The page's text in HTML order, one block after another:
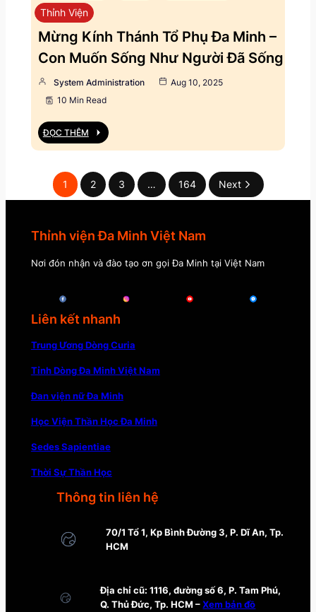
Thỉnh Viện
Mừng Kính Thánh Tổ Phụ Đa Minh –
Con Muốn Sống Như Người Đã Sống
System Administration
Aug 10, 2025
10 Min Read
ĐỌC THÊM
1 2 3 … 164 Next
Thỉnh viện Đa Minh Việt Nam
Nơi đón nhận và đào tạo ơn gọi Đa Minh tại Việt Nam
Liên kết nhanh
Trung Ương Dòng Curia
Tỉnh Dòng Đa Minh Việt Nam
Đan viện nữ Đa Minh
Học Viện Thần Học Đa Minh
Sedes Sapientiae
Thời Sự Thần Học
Thông tin liên hệ
70/1 Tổ 1, Kp Bình Đường 3, P. Dĩ An, Tp.
HCM
Địa chỉ cũ: 1116, đường số 6, P. Tam Phú,
Q. Thủ Đức, Tp. HCM –Xem bản đồ